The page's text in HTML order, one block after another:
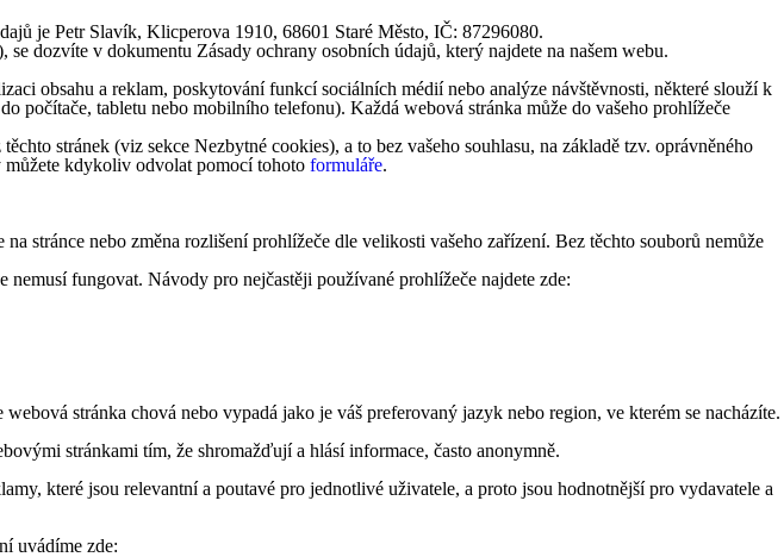
je Petr Slavík, Klicperova 1910, 68601 Staré Město, IČ: 87296080.
dozvíte v dokumentu Zásady ochrany osobních údajů, který najdete na našem webu.
obsahu a reklam, poskytování funkcí sociálních médií nebo analýze návštěvnosti, některé slouží k
počítače, tabletu nebo mobilního telefonu). Každá webová stránka může do vašeho prohlížeče
stránek (viz sekce Nezbytné cookies), a to bez vašeho souhlasu, na základě tzv. oprávněného
můžete kdykoliv odvolat pomocí tohoto formuláře.
stránce nebo změna rozlišení prohlížeče dle velikosti vašeho zařízení. Bez těchto souborů nemůže
nemusí fungovat. Návody pro nejčastěji používané prohlížeče najdete zde:
stránka chová nebo vypadá jako je váš preferovaný jazyk nebo region, ve kterém se nacházíte.
stránkami tím, že shromažďují a hlásí informace, často anonymně.
které jsou relevantní a poutavé pro jednotlivé uživatele, a proto jsou hodnotnější pro vydavatele a
uvádíme zde: